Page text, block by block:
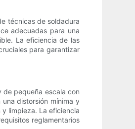
técnicas de soldadura
adecuadas para una
La eficiencia de las
para garantizar
pequeña escala con
distorsión mínima y
limpieza. La eficiencia
reglamentarios